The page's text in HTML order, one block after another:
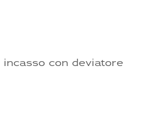
con deviatore